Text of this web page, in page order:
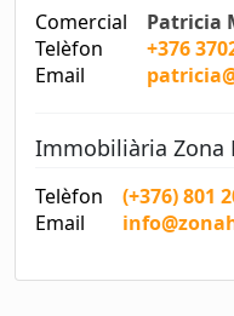
Comercial
Patricia
Telèfon
+376
Email
Immobiliària Zona
Telèfon
(+376) 801
Email